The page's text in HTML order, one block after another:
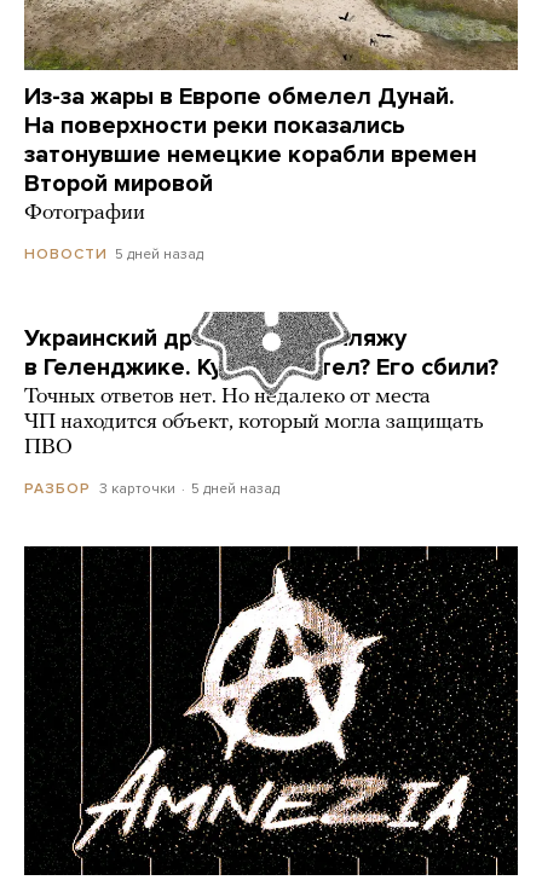
Из-за жары в Европе обмелел Дунай.
На поверхности реки показались
затонувшие немецкие корабли времен
Второй мировой
Фотографии
НОВОСТИ 5 дней назад
Украинский дрон попал по пляжу
в Геленджике. Куда он летел? Его сбили?
Точных ответов нет. Но недалеко от места
ЧП находится объект, который могла защищать
ПВО
РАЗБОР 3 карточки 5 дней назад